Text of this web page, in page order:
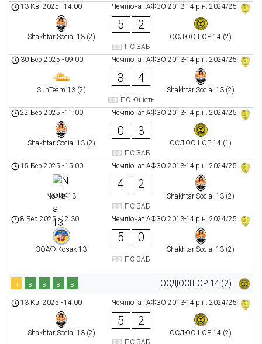
Чемпіонат АФЗО 2013-14 р.н. 2024/25
13 Кві 2025 -14:00
Shakhtar Social 13 (2)
5 2
ОСДЮСШОР 14 (2)
ПС ЗАБ
Чемпіонат АФЗО 2013-14 р.н. 2024/25
30 Бер 2025 - 09:00
SunTeam 13 (2)
3 4
Shakhtar Social 13 (2)
ПС Юність
Чемпіонат АФЗО 2013-14 р.н. 2024/25
22 Бер 2025 -11:00
Shakhtar Social 13 (2)
0 3
ОСДЮСШОР 14 (1)
ПС ЗАБ
Чемпіонат АФЗО 2013-14 р.н. 2024/25
15 Бер 2025 -15:00
Nonka 13
4 2
Shakhtar Social 13 (2)
ПС ЗАБ
Чемпіонат АФЗО 2013-14 р.н. 2024/25
8 Бер 2025 -12:30
ЗОАФ Козак 13
5 0
Shakhtar Social 13 (2)
ПС ЗАБ
ОСДЮСШОР 14 (2)
н в в в в
Чемпіонат АФЗО 2013-14 р.н. 2024/25
13 Кві 2025 -14:00
Shakhtar Social 13 (2)
5 2
ОСДЮСШОР 14 (2)
ПС ЗАБ